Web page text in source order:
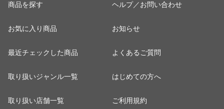
商品を探す
お気に入り商品
最近チェックした商品
取り扱いジャンル一覧
取り扱い店舗一覧
ヘルプ／お問い合わせ
お知らせ
よくあるご質問
はじめての方へ
ご利用規約